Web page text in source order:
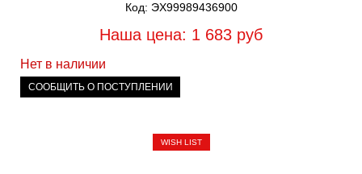
Код: ЭХ99989436900
Наша цена: 1 683 руб
Нет в наличии
СООБЩИТЬ О ПОСТУПЛЕНИИ
WISH LIST